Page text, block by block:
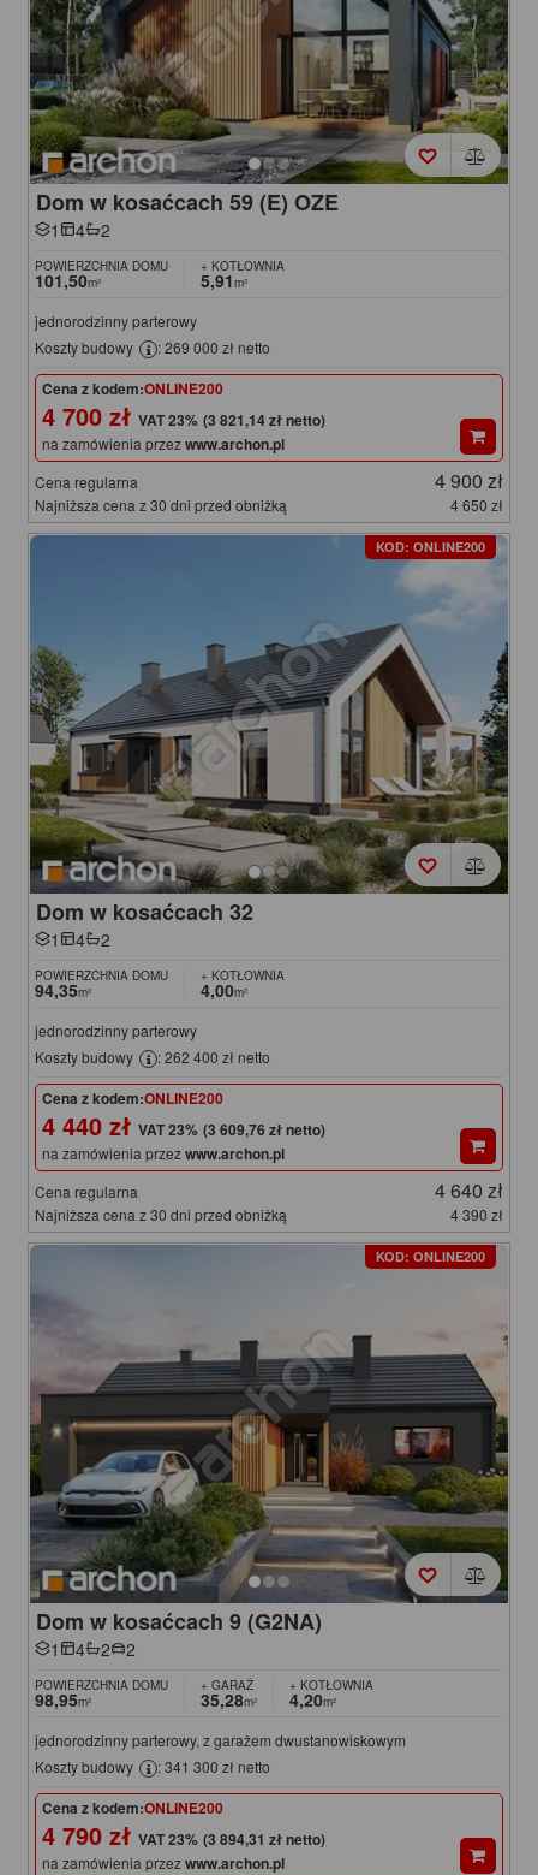
Dom w kosaćcach 59 (E) OZE
1 4 2
POWIERZCHNIA DOMU
101,50m²
+ KOTŁOWNIA
5,91m²
jednorodzinny parterowy
Koszty budowy
: 269 000 zł netto
Cena z kodem:ONLINE200
4 700 zł (3 821,14 zł netto)
na zamówienia przezwww.archon.pl
Cena regularna 4 900 zł
Najniższa cena z 30 dni przed obniżką 4 650 zł
KOD: ONLINE200
Dom w kosaćcach 32
1 4 2
POWIERZCHNIA DOMU
94,35m²
+ KOTŁOWNIA
4,00m²
jednorodzinny parterowy
Koszty budowy
: 262 400 zł netto
Cena z kodem:ONLINE200
4 440 zł (3 609,76 zł netto)
na zamówienia przezwww.archon.pl
Cena regularna 4 640 zł
Najniższa cena z 30 dni przed obniżką 4 390 zł
KOD: ONLINE200
Dom w kosaćcach 9 (G2NA)
1 4 2 2
POWIERZCHNIA DOMU
98,95m²
+ GARAŻ
35,28m²
+ KOTŁOWNIA
4,20m²
jednorodzinny parterowy, z garażem dwustanowiskowym
Koszty budowy
: 341 300 zł netto
Cena z kodem:ONLINE200
4 790 zł (3 894,31 zł netto)
na zamówienia przezwww.archon.pl